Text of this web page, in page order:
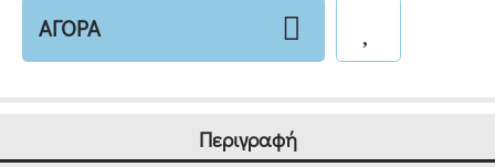
ΑΓΟΡΑ
Περιγραφή